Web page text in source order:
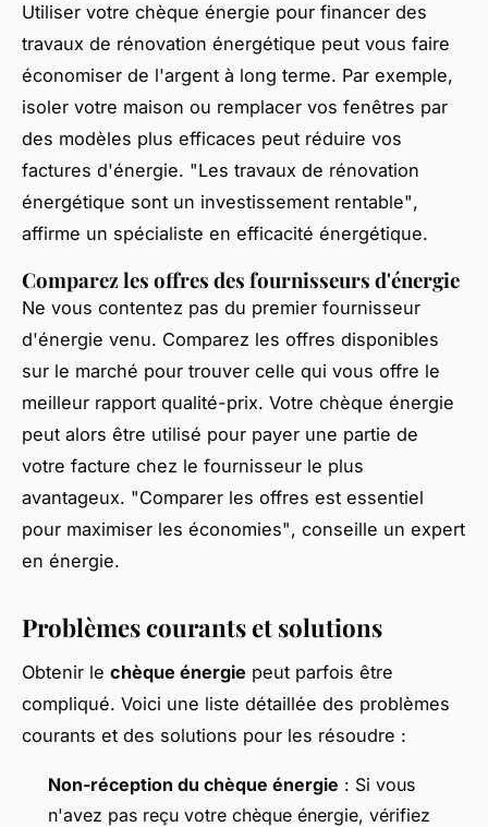
Utiliser votre chèque énergie pour financer des
travaux de rénovation énergétique peut vous faire
économiser de l'argent à long terme. Par exemple,
isoler votre maison ou remplacer vos fenêtres par
des modèles plus efficaces peut réduire vos
factures d'énergie. "Les travaux de rénovation
énergétique sont un investissement rentable",
affirme un spécialiste en efficacité énergétique.
Comparez les offres des fournisseurs d'énergie
Ne vous contentez pas du premier fournisseur
d'énergie venu. Comparez les offres disponibles
sur le marché pour trouver celle qui vous offre le
meilleur rapport qualité-prix. Votre chèque énergie
peut alors être utilisé pour payer une partie de
votre facture chez le fournisseur le plus
avantageux. "Comparer les offres est essentiel
pour maximiser les économies", conseille un expert
en énergie.
Problèmes courants et solutions
Obtenir le chèque énergie peut parfois être
compliqué. Voici une liste détaillée des problèmes
courants et des solutions pour les résoudre :
Non-réception du chèque énergie : Si vous
n'avez pas reçu votre chèque énergie, vérifiez